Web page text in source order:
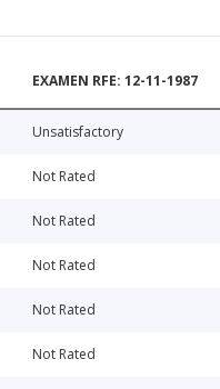
EXAMEN RFE: 12-11-1987
Unsatisfactory
Not Rated
Not Rated
Not Rated
Not Rated
Not Rated